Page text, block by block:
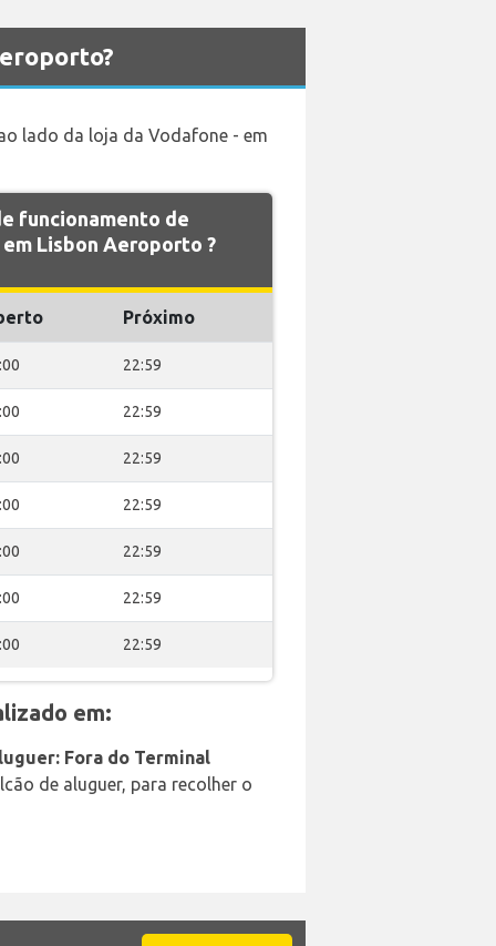
lado da loja da Vodafone - em
funcionamento de
em Lisbon Aeroporto ?
Próximo
22:59
22:59
22:59
22:59
22:59
22:59
22:59
em:
Fora do Terminal
de aluguer, para recolher o